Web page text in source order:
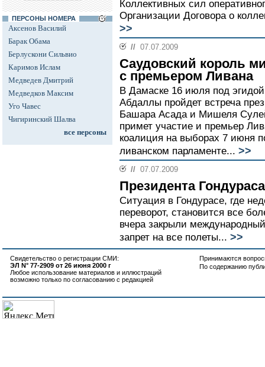
ПЕРСОНЫ НОМЕРА
Аксенов Василий
Барак Обама
Берлускони Сильвио
Каримов Ислам
Медведев Дмитрий
Медведков Максим
Уго Чавес
Чигиринский Шалва
все персоны
Коллективных сил
Организации Договора о
>>
// 07.07.2009
Саудовский король
с премьером Ливана
В Дамаске 16 июля под
Абдаллы пройдет встреча
Башара Асада и Мишеля
примет участие и премьер
коалиция на выборах 7 июня
ливанском парламенте... >>
// 07.07.2009
Президента
Ситуация в Гондурасе, где
переворот, становится все
вчера закрыли
запрет на все полеты... >>
Свидетельство о регистрации СМИ:
ЭЛ N° 77-2909 от 26 июня 2000 г
Любое использование материалов и иллюстраций
возможно только по согласованию с редакцией
Принимаются
По содержанию